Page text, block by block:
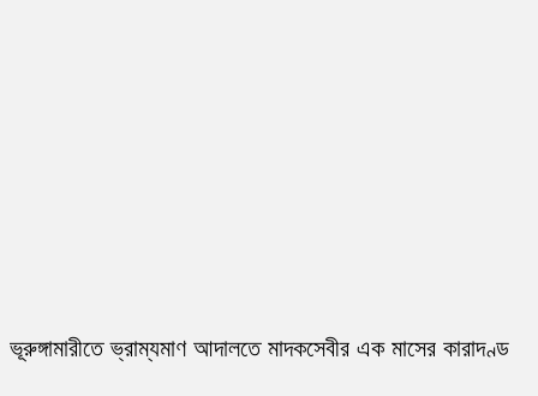
ভূরুঙ্গামারীতে ভ্রাম্যমাণ আদালতে মাদকসেবীর এক মাসের কারাদণ্ড